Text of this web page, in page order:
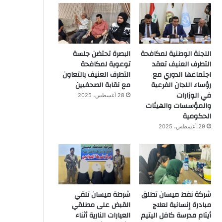
اللجنة الوطنية لمكافحة
التطرف العنيف تعقد
اجتماعها الدوري مع
رؤساء اللجان الفرعية
في الوزارات
والمؤسسات والهيئات
الحكومية
29 أغسطس، 2025
البصرة تحتضن جلسة
توعوية لمكافحة
التطرف العنيف بالتعاون
مع نقابة الصحفيين
28 أغسطس، 2025
شركة نفط ميسان تطلق
مبادرة إنسانية لعلاج
أيتام مدرسة كافل اليتيم
شرطة ميسان تلقي
القبض على مطلقي
العيارات النارية أثناء